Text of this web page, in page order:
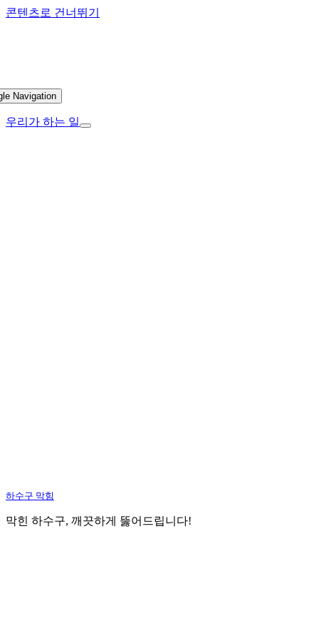
콘텐츠로 건너뛰기
Navigation
우리가 하는 일
하수구 막힘
막힌 하수구, 깨끗하게 뚫어드립니다!